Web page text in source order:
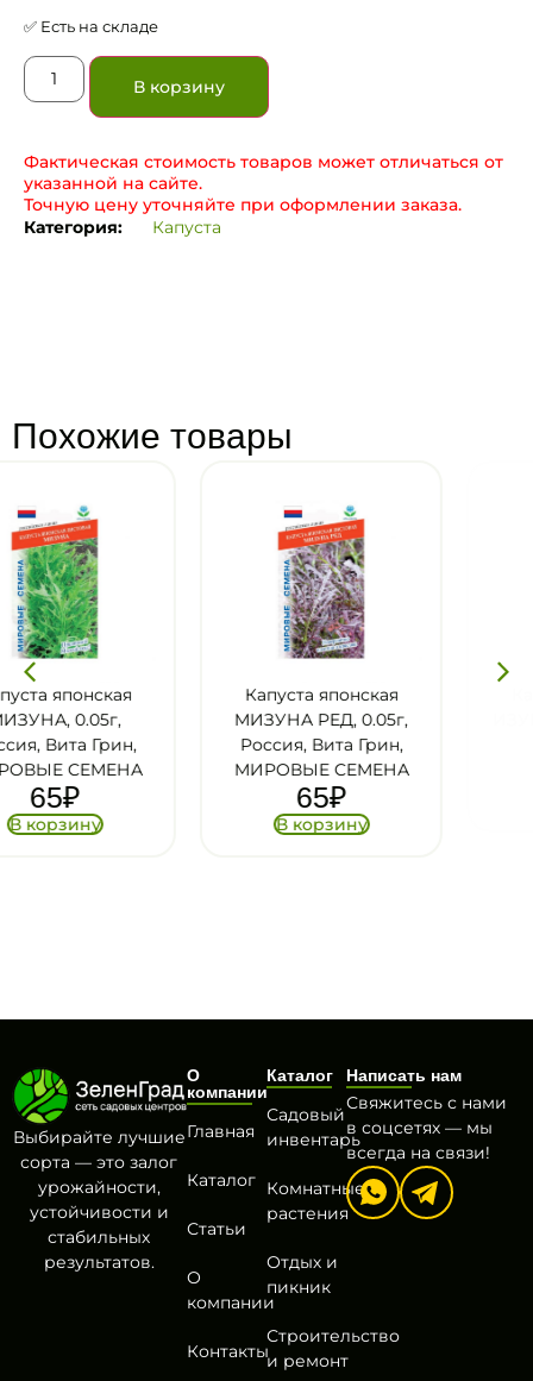
✅ Есть на складе
В корзину
Фактическая стоимость товаров может отличаться от
указанной на сайте.
Точную цену уточняйте при оформлении заказа.
Категория:
Капуста
Похожие товары
Капуста японская
МИЗУНА РЕД, 0.05г,
Россия, Вита Грин,
МИРОВЫЕ СЕМЕНА
Капуста японская
ИЗУМРУДНЫЙ УЗОР,
29
Выбирайте лучшие
сорта — это залог
урожайности,
устойчивости и
стабильных
результатов.
О
компании
Главная
Каталог
Статьи
О
компании
Контакты
Каталог
Садовый
инвентарь
Комнатные
растения
Отдых и
пикник
Строительство
и ремонт
Написать нам
Свяжитесь с нами
в соцсетях — мы
всегда на связи!